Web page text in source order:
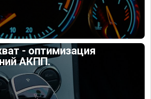
- оптимизация
АКПП.